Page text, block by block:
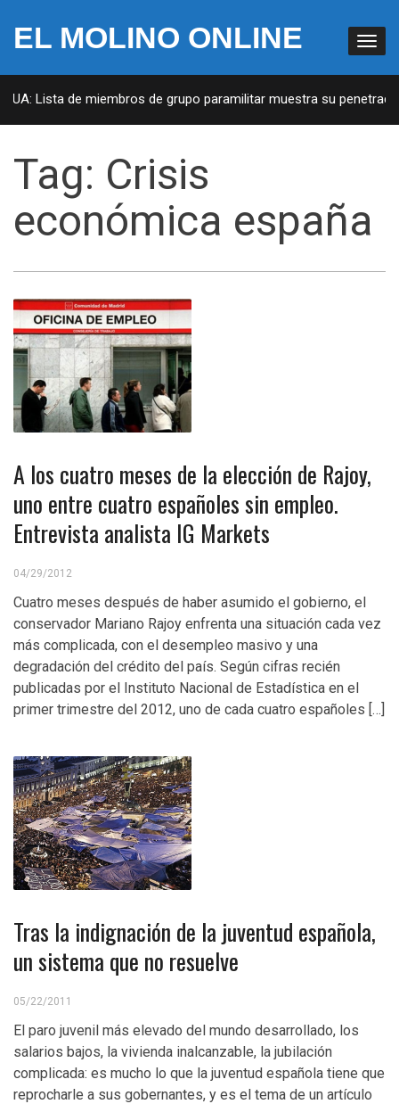
EL MOLINO ONLINE
Lista de miembros de grupo paramilitar muestra su
Tag: Crisis
económica españa
A los cuatro meses de la elección de Rajoy,
uno entre cuatro españoles sin empleo.
Entrevista analista IG Markets
04/29/2012
Cuatro meses después de haber asumido el gobierno, el
conservador Mariano Rajoy enfrenta una situación cada vez
más complicada, con el desempleo masivo y una
degradación del crédito del país. Según cifras recién
publicadas por el Instituto Nacional de Estadística en el
primer trimestre del 2012, uno de cada cuatro españoles […]
Tras la indignación de la juventud española,
un sistema que no resuelve
05/22/2011
El paro juvenil más elevado del mundo desarrollado, los
salarios bajos, la vivienda inalcanzable, la jubilación
complicada: es mucho lo que la juventud española tiene que
reprocharle a sus gobernantes, y es el tema de un artículo